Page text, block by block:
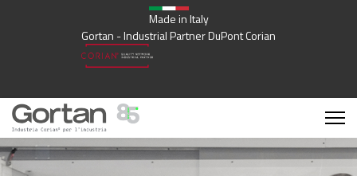
Made in Italy
Gortan - Industrial Partner DuPont Corian